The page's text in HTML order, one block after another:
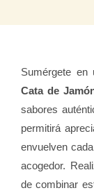
Sumérgete
Cata de
sabores
permitirá
envuelven
acogedor.
de combinar